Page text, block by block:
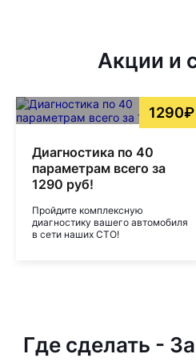
Акции и
1290₽
Диагностика по 40
параметрам всего за
1290 руб!
Пройдите комплексную
диагностику вашего автомобиля
в сети наших СТО!
Где сделать -